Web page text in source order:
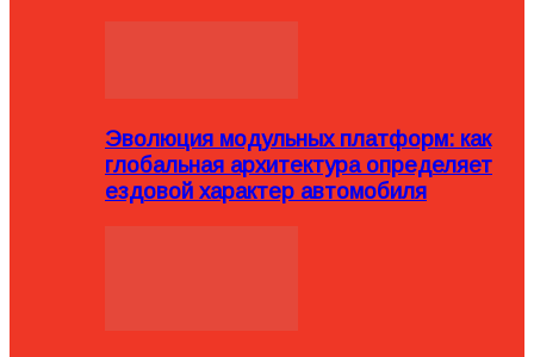
Эволюция модульных платформ: как
глобальная архитектура определяет
ездовой характер автомобиля